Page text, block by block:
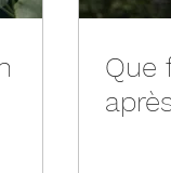
Que